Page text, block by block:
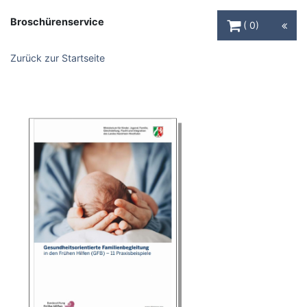
Broschürenservice
0
Zurück zur Startseite